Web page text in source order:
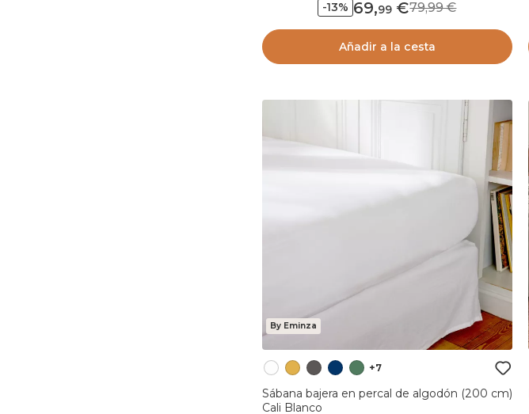
-13% 69,99 79,99
Añadir a la cesta
By Eminza
+7
Sábana bajera en percal de algodón (200 cm)
Cali Blanco